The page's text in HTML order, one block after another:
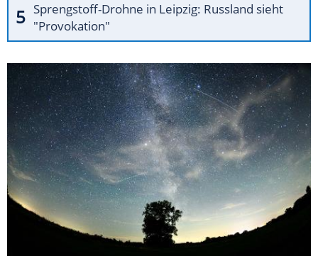
Sprengstoff-Drohne in Leipzig: Russland sieht
"Provokation"